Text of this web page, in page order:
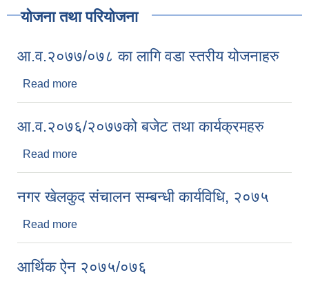
योजना तथा परियोजना
आ.व.२०७७/०७८ का लागि वडा स्तरीय योजनाहरु
Read more
आ.व.२०७६/२०७७को बजेट तथा कार्यक्रमहरु
Read more
नगर खेलकुद संचालन सम्बन्धी कार्यविधि, २०७५
Read more
आर्थिक ऐन २०७५/०७६